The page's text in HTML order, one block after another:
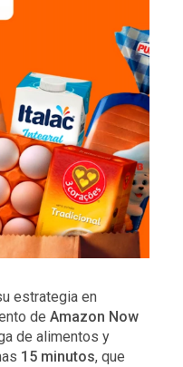
estrategia en
deAmazon Now
de alimentos y
15 minutos, que